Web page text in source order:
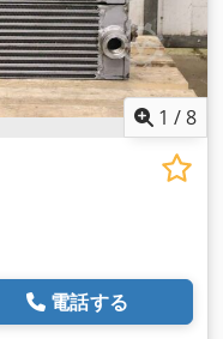
1 /8
電話する